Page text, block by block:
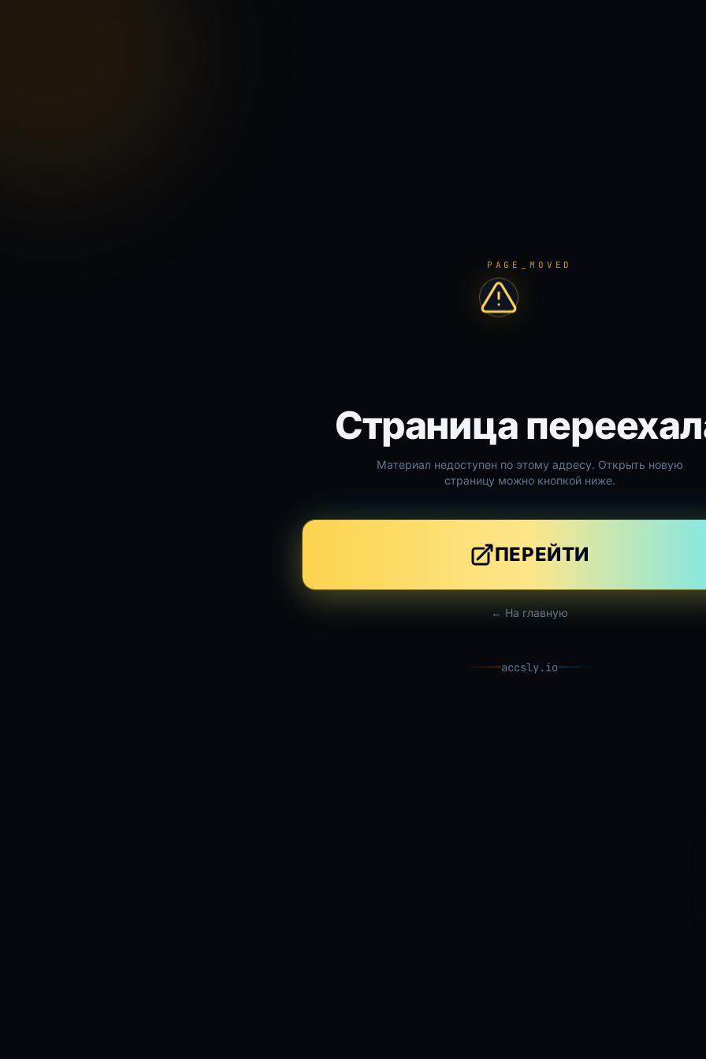
PAGE_MOVED
Страница
Материал недоступен по этому адресу. Открыть новую
страницу можно кнопкой ниже.
ПЕРЕЙТИ
← На главную
accsly.io